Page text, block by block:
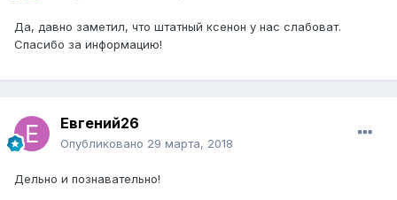
Да, давно заметил, что штатный ксенон у нас слабоват.
Спасибо за информацию!
Евгений26
Опубликовано 29 марта, 2018
Дельно и познавательно!